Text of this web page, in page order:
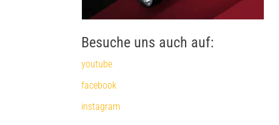
Besuche uns auch auf:
youtube
facebook
instagram